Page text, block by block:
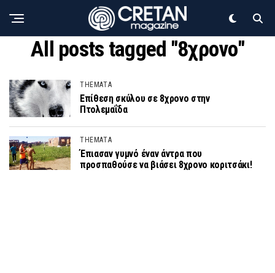
All posts tagged "8χρονο"
THEMATA
Επίθεση σκύλου σε 8χρονο στην
Πτολεμαΐδα
THEMATA
Έπιασαν γυμνό έναν άντρα που
προσπαθούσε να βιάσει 8χρονο κοριτσάκι!